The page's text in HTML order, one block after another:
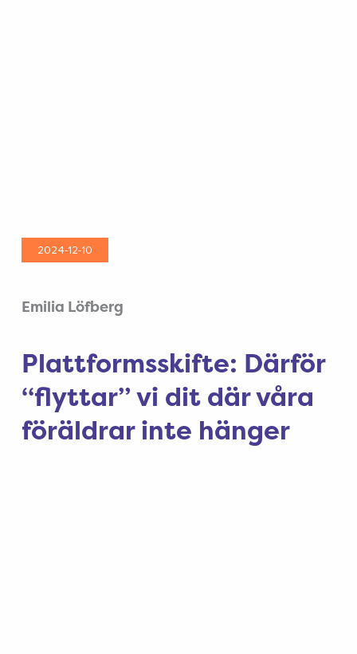
2024-12-10
Emilia Löfberg
Plattformsskifte: Därför
“flyttar” vi dit där våra
föräldrar inte hänger